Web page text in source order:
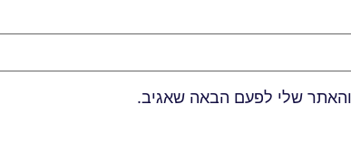
שלי לפעם הבאה שאגיב.